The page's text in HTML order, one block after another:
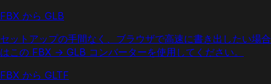
FBX から GLB
セットアップの手間なく、ブラウザで高速に書き出したい場合
はこの FBX → GLB コンバーターを使用してください。
FBX から GLTF